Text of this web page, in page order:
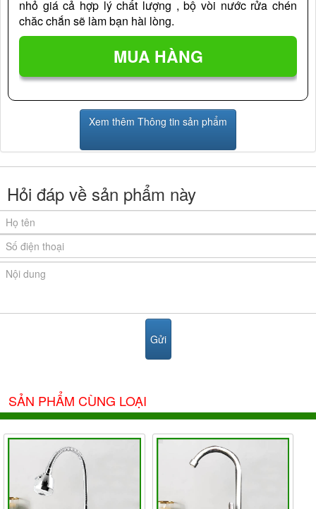
nhỏ giá cả hợp lý chất lượng , bộ vòi nước rửa chén
chăc chắn sẽ làm bạn hài lòng.
Xem thêm Thông tin sản phẩm
Hỏi đáp về sản phẩm này
SẢN PHẨM CÙNG LOẠI